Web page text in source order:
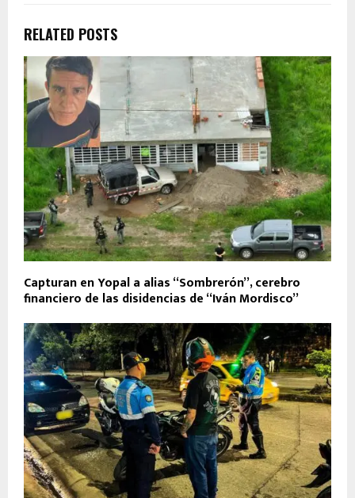
RELATED POSTS
Capturan en Yopal a alias “Sombrerón”, cerebro
financiero de las disidencias de “Iván Mordisco”